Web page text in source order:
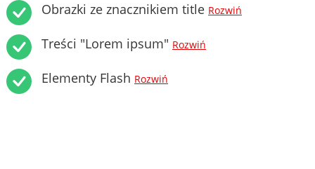
Obrazki ze znacznikiem title Rozwiń
Treści "Lorem ipsum" Rozwiń
Elementy Flash Rozwiń